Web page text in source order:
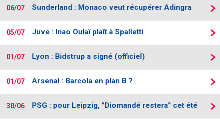
06/07 Sunderland : Monaco veut récupérer Adingra
05/07 Juve : Inao Oulaï plaît à Spalletti
01/07 Lyon : Bidstrup a signé (officiel)
01/07 Arsenal : Barcola en plan B ?
30/06 PSG : pour Leipzig, "Diomandé restera" cet été